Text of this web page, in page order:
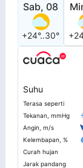
Sab, 08
+24°..30°
Suhu
Terasa seperti
Tekanan, mmHg
Angin, m/s
Kelembapan, %
Curah hujan
Jarak pandang